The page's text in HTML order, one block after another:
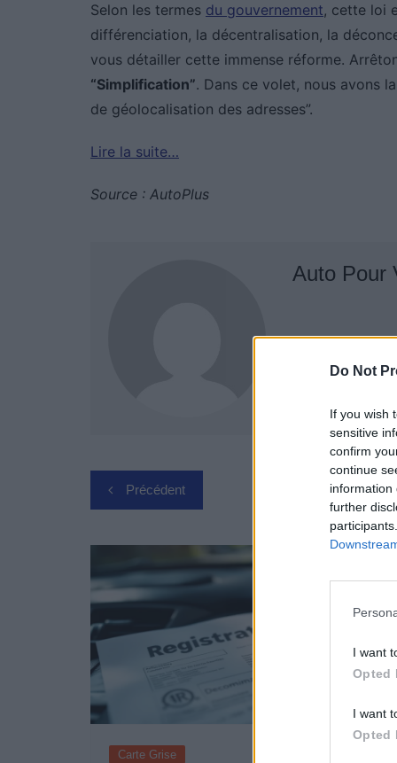
Do Not
If you wish
sensitive
confirm
continue
information
further
I want
Opted
I want
Opted
Selon les termes du gouvernement, cette loi
différenciation, la décentralisation, la
vous détailler cette immense réforme.
“Simplification”. Dans ce volet, nous avons
de géolocalisation des adresses”.
Lire la suite…
Source : AutoPlus
Auto Pour
Navigation
de
l’article
Précédent
Carte Grise